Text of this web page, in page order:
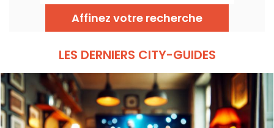
Affinez votre recherche
LES DERNIERS CITY-GUIDES